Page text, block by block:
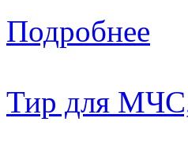
Подробнее
Тир для